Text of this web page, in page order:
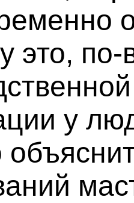
это,
у